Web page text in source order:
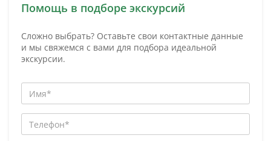
Помощь в подборе экскурсий
Сложно выбрать? Оставьте свои контактные данные
и мы свяжемся с вами для подбора идеальной
экскурсии.